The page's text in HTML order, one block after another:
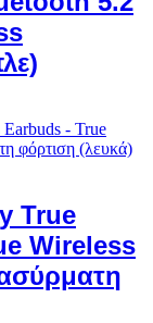
True
Wireless